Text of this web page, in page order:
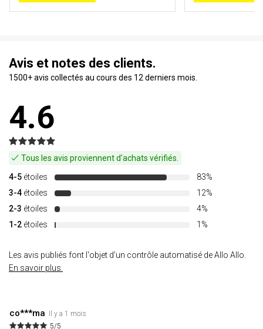
Avis et notes des clients.
1500+ avis collectés au cours des 12 derniers mois.
4.6
Tous les avis proviennent d'achats vérifiés.
4-5 étoiles
83%
3-4 étoiles
12%
2-3 étoiles
4%
1-2 étoiles 1%
Les avis publiés font l'objet d'un contrôle automatisé de Allo Allo.
En savoir plus.
co***ma
Il y a 1 mois
5/5